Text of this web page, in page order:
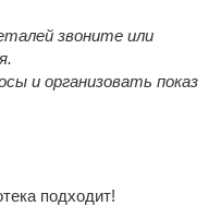
района:
звоните или
и организовать показ
подходит!